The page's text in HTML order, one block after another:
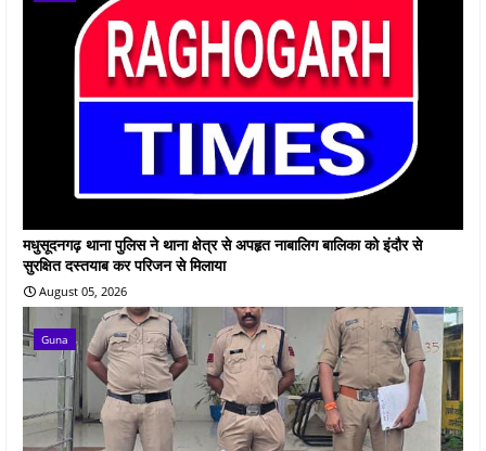
मधुसूदनगढ़ थाना पुलिस ने थाना क्षेत्र से अपहृत नाबालिग बालिका को इंदौर से
सुरक्षित दस्तयाब कर परिजन से मिलाया
August 05, 2026
Guna